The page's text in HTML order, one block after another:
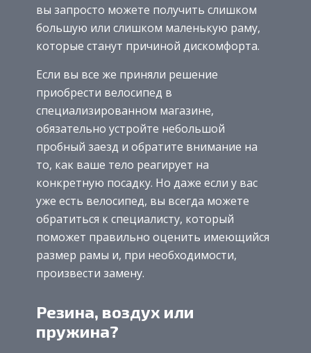
вы запросто можете получить слишком
большую или слишком маленькую раму,
которые станут причиной дискомфорта.
Если вы все же приняли решение
приобрести велосипед в
специализированном магазине,
обязательно устройте небольшой
пробный заезд и обратите внимание на
то, как ваше тело реагирует на
конкретную посадку. Но даже если у вас
уже есть велосипед, вы всегда можете
обратиться к специалисту, который
поможет правильно оценить имеющийся
размер рамы и, при необходимости,
произвести замену.
Резина, воздух или
пружина?